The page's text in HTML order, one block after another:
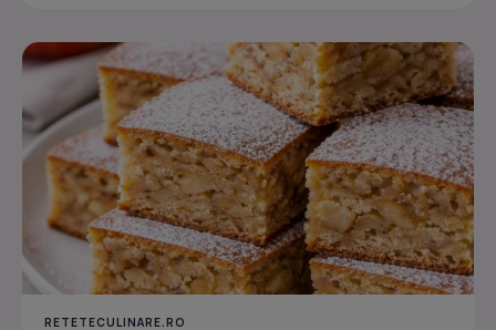
RETETECULINARE.RO